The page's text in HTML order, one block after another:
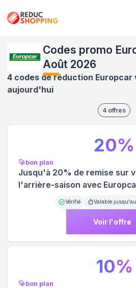
Codes promo
Août 2026
4 codes de réduction
aujourd'hui
4 offres
bon plan
Jusqu'à 20% de remise sur
l'arrière-saison avec
Vérifié Valable jusqu'au
Voir l'offre
20%
bon plan
10%